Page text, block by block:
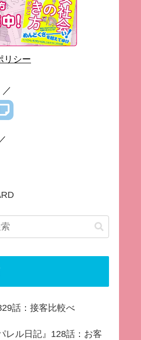
リシー
話：接客比較べ
レル日記』128話：お客